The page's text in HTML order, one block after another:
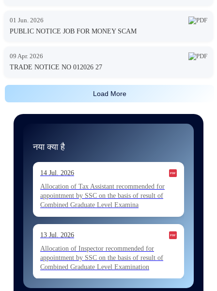
01 Jun. 2026
PUBLIC NOTICE JOB FOR MONEY SCAM
09 Apr. 2026
TRADE NOTICE NO 012026 27
Load More
नया क्या है
14 Jul. 2026
Allocation of Tax Assistant recommended for
appointment by SSC on the basis of result of
Combined Graduate Level Examina
13 Jul. 2026
Allocation of Inspector recommended for
appointment by SSC on the basis of result of
Combined Graduate Level Examination